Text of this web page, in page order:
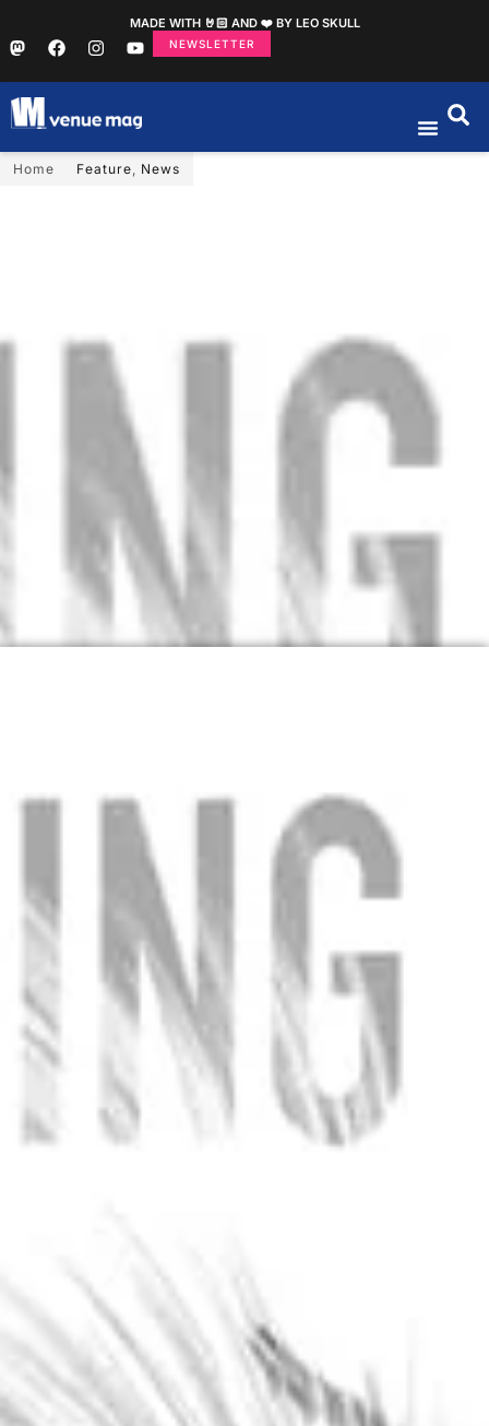
MADE WITH 🤘🏻 AND ❤️ BY LEO SKULL
NEWSLETTER
Home Feature, News